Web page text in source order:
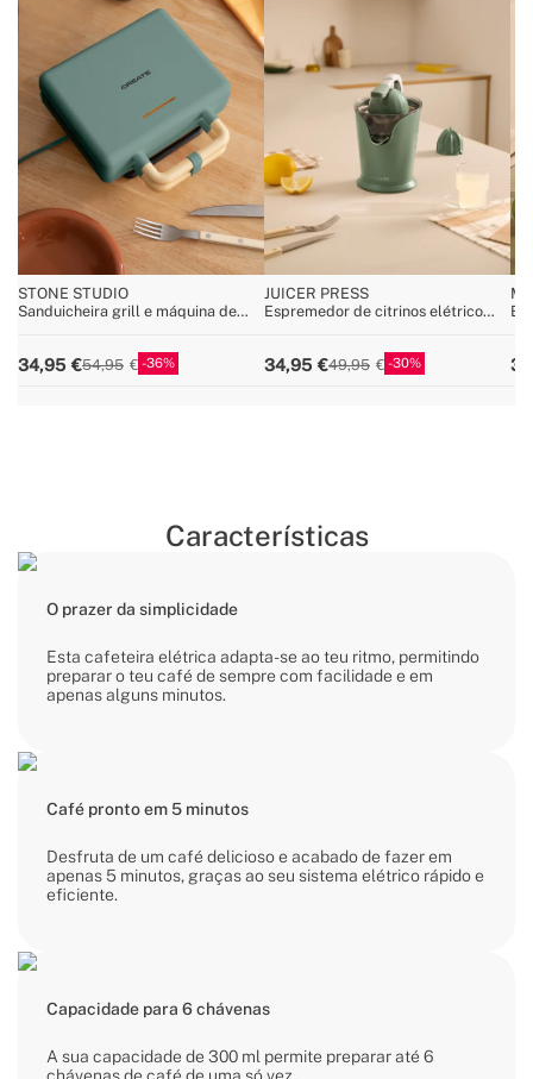
STONE STUDIO
Sanduicheira grill e máquina de
34,95 54,95 36
JUICER PRESS
Espremedor de citrinos elétrico
34,95 49,95 30
Características
O prazer da simplicidade
Esta cafeteira elétrica adapta-se ao teu ritmo, permitindo
preparar o teu café de sempre com facilidade e em
apenas alguns minutos.
Café pronto em 5 minutos
Desfruta de um café delicioso e acabado de fazer em
apenas 5 minutos, graças ao seu sistema elétrico rápido e
eficiente.
Capacidade para 6 chávenas
A sua capacidade de 300 ml permite preparar até 6